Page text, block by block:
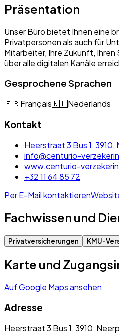
Präsentation
Unser Büro bietet Ihnen eine
Privatpersonen als auch für
Mitarbeiter, Ihre Zukunft, Ihren
über alle digitalen Kanäle
Gesprochene Sprachen
🇫🇷Français🇳🇱Nederlands
Kontakt
Heerstraat 3 Bus 1,
info@centurio-
www.centurio-
+32 11 64 85 72
Per E-Mail kontaktieren
Fachwissen und
Privatversicherungen KMU-
Karte und
Auf Google Maps ansehen
Adresse
Heerstraat 3 Bus 1, 3910,